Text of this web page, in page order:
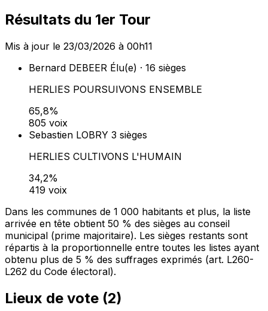
Résultats du 1er Tour
Mis à jour le 23/03/2026 à 00h11
Bernard DEBEER Élu(e) · 16 sièges
HERLIES POURSUIVONS ENSEMBLE
65,8%
805 voix
Sebastien LOBRY 3 sièges
HERLIES CULTIVONS L'HUMAIN
34,2%
419 voix
Dans les communes de 1 000 habitants et plus, la liste
arrivée en tête obtient 50 % des sièges au conseil
municipal (prime majoritaire). Les sièges restants sont
répartis à la proportionnelle entre toutes les listes ayant
obtenu plus de 5 % des suffrages exprimés (art. L260-
L262 du Code électoral).
Lieux de vote (2)